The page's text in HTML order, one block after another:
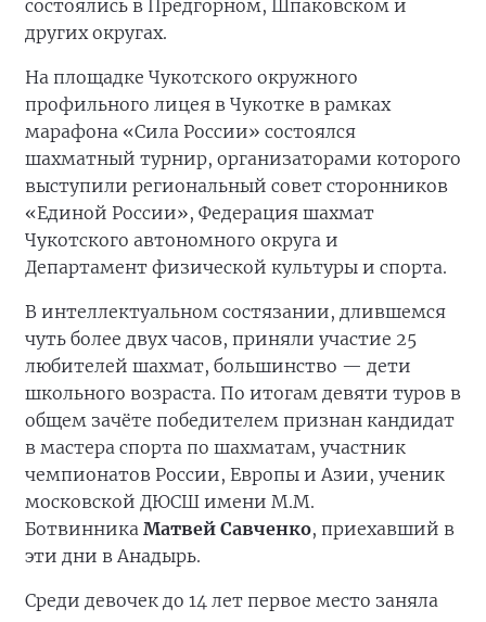
состоялись в Предгорном, Шпаковском и
других округах.
На площадке Чукотского окружного
профильного лицея в Чукотке в рамках
марафона «Сила России» состоялся
шахматный турнир, организаторами которого
выступили региональный совет сторонников
«Единой России», Федерация шахмат
Чукотского автономного округа и
Департамент физической культуры и спорта.
В интеллектуальном состязании, длившемся
чуть более двух часов, приняли участие 25
любителей шахмат, большинство — дети
школьного возраста. По итогам девяти туров в
общем зачёте победителем признан кандидат
в мастера спорта по шахматам, участник
чемпионатов России, Европы и Азии, ученик
московской ДЮСШ имени М.М.
Ботвинника Матвей Савченко, приехавший в
эти дни в Анадырь.
Среди девочек до 14 лет первое место заняла